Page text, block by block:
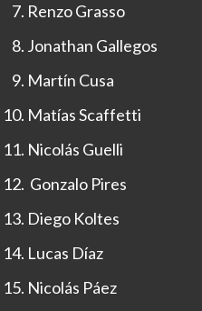
Renzo Grasso
Jonathan Gallegos
Martín Cusa
Matías Scaffetti
Nicolás Guelli
Gonzalo Pires
Diego Koltes
Lucas Díaz
Nicolás Páez